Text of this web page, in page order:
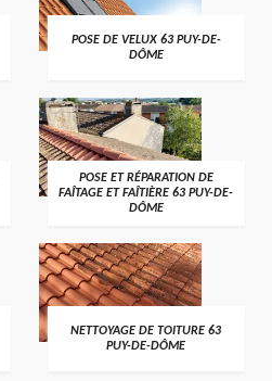
POSE DE VELUX 63 PUY-DE-
DÔME
POSE ET RÉPARATION DE
FAÎTAGE ET FAÎTIÈRE 63 PUY-DE-
DÔME
NETTOYAGE DE TOITURE 63
PUY-DE-DÔME